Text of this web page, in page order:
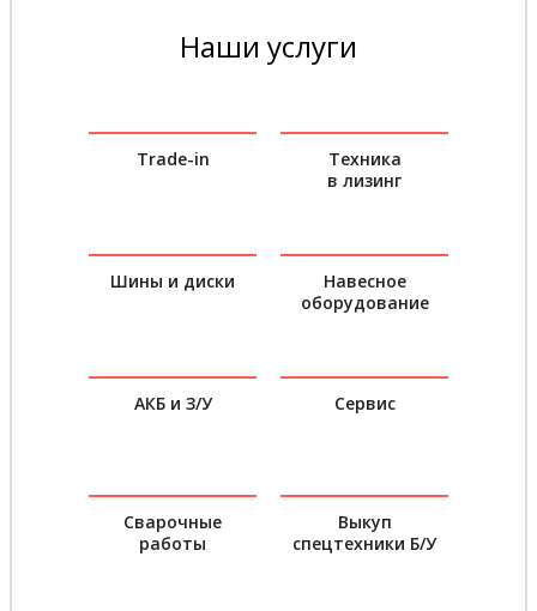
Наши услуги
Trade-in
Техника
в лизинг
Шины и диски
Навесное
оборудование
АКБ и З/У Сервис
Сварочные
работы
Выкуп
спецтехники Б/У